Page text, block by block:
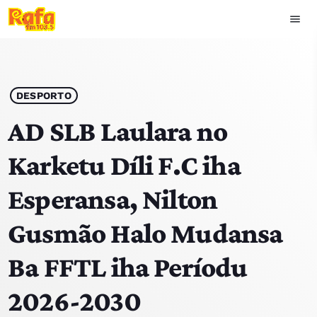
menu
play_arrow OUVIR RAFA
HOME
NOTISIA
EKIPA
TOP 15
PODCAST SIRA
DESPORTO
AD SLB Laulara no
Karketu Díli F.C iha
Esperansa, Nilton
Gusmão Halo Mudansa
Ba FFTL iha Períodu
2026-2030